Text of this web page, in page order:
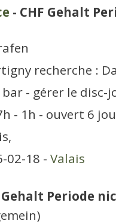
- CHF Gehalt
recherche :
- gérer le disc-
- 1h - ouvert 6
02-18 - Valais
Gehalt Periode